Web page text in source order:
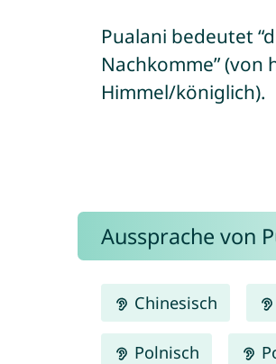
Pualani bedeutet
Nachkomme” (von
Himmel/königlich).
Aussprache von
Chinesisch
Polnisch